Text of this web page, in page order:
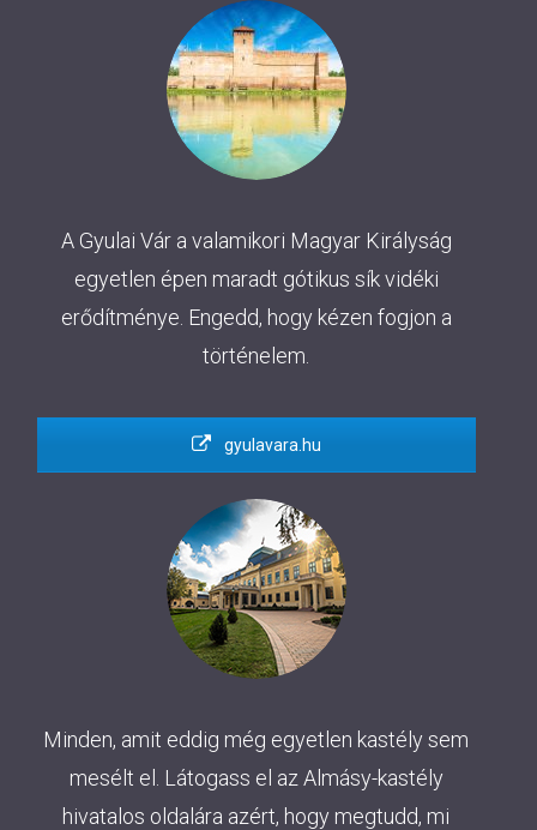
A Gyulai Vár a valamikori Magyar Királyság
egyetlen épen maradt gótikus sík vidéki
erődítménye. Engedd, hogy kézen fogjon a
történelem.
gyulavara.hu
Minden, amit eddig még egyetlen kastély sem
mesélt el. Látogass el az Almásy-kastély
hivatalos oldalára azért, hogy megtudd, mi